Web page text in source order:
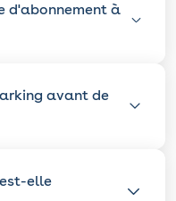
d'abonnement à
avant de
elle